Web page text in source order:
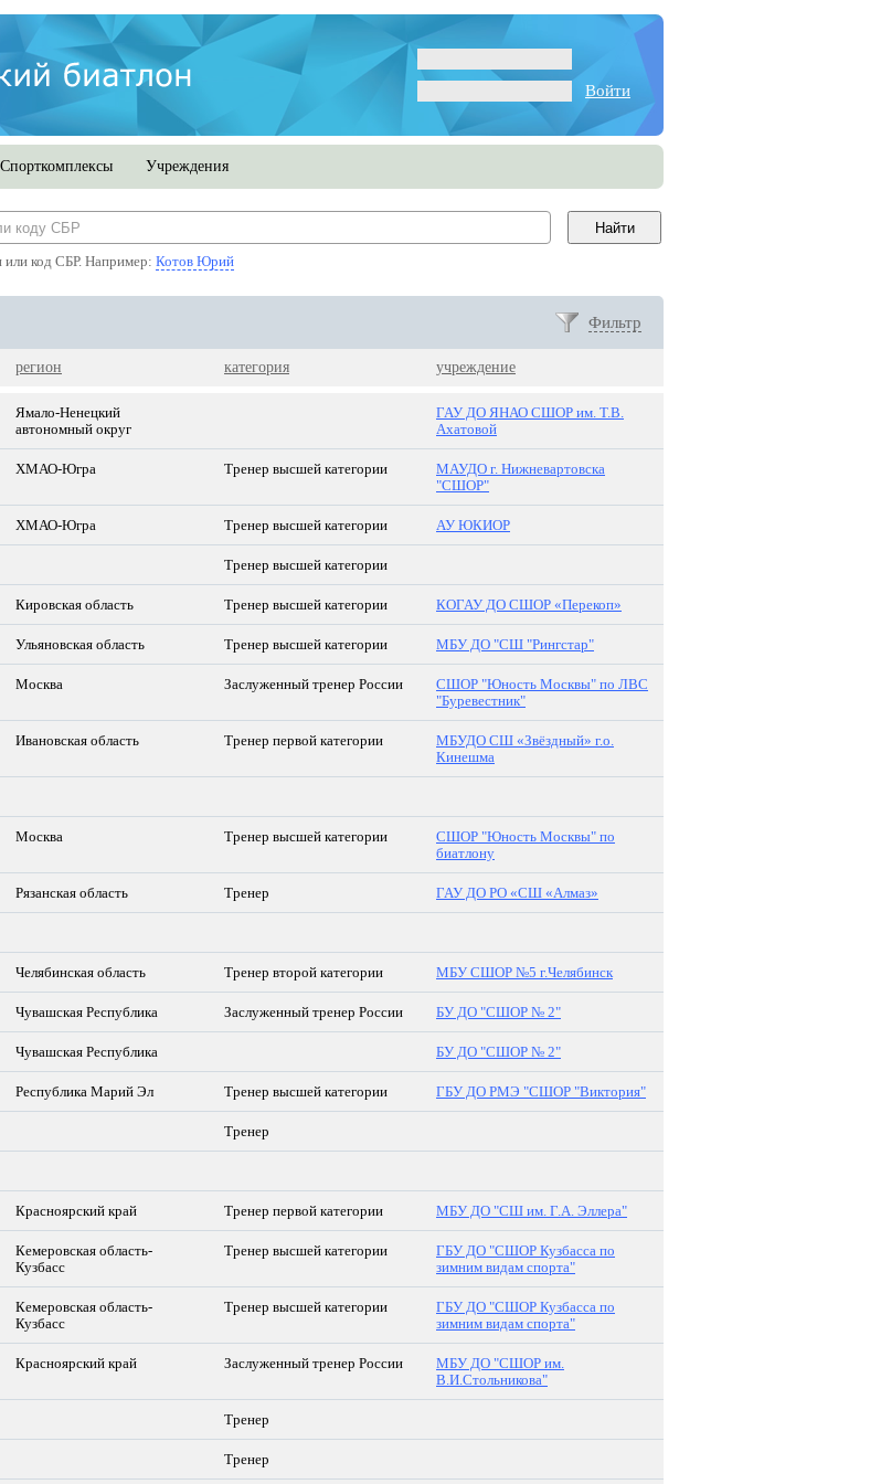
Войти
Спорткомплексы Учреждения
или код СБР. Например: Котов Юрий
Фильтр
регион категория учреждение
Ямало-Ненецкий
автономный округ
ГАУ ДО ЯНАО СШОР им. Т.В.
Ахатовой
ХМАО-Югра Тренер высшей категории
МАУДО г. Нижневартовска
"СШОР"
ХМАО-Югра Тренер высшей категории АУ ЮКИОР
Тренер высшей категории
Кировская область Тренер высшей категории КОГАУ ДО СШОР «Перекоп»
Ульяновская область Тренер высшей категории МБУ ДО "СШ "Рингстар"
Москва Заслуженный тренер России
СШОР "Юность Москвы" по ЛВС
"Буревестник"
Ивановская область Тренер первой категории
МБУДО СШ «Звёздный» г.о.
Кинешма
Москва Тренер высшей категории
СШОР "Юность Москвы" по
биатлону
Рязанская область Тренер ГАУ ДО РО «СШ «Алмаз»
Челябинская область Тренер второй категории МБУ СШОР №5 г.Челябинск
Чувашская Республика Заслуженный тренер России БУ ДО "СШОР № 2"
Чувашская Республика БУ ДО "СШОР № 2"
Республика Марий Эл Тренер высшей категории ГБУ ДО РМЭ "СШОР "Виктория"
Тренер
Красноярский край Тренер первой категории МБУ ДО "СШ им. Г.А. Эллера"
Кемеровская область-
Кузбасс
Тренер высшей категории
ГБУ ДО "СШОР Кузбасса по
зимним видам спорта"
Кемеровская область-
Кузбасс
Тренер высшей категории
ГБУ ДО "СШОР Кузбасса по
зимним видам спорта"
Красноярский край Заслуженный тренер России
МБУ ДО "СШОР им.
В.И.Стольникова"
Тренер
Тренер